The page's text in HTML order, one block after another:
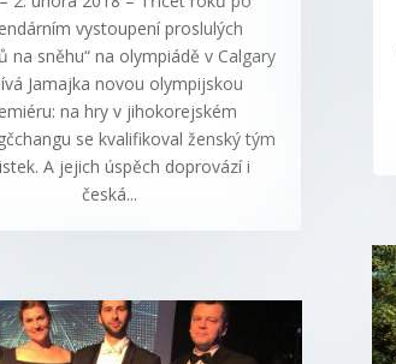
vystoupení proslulých
na sněhu“ na olympiádě v Calgary
Jamajka novou olympijskou
na hry v jihokorejském
se kvalifikoval ženský tým
A jejich úspěch doprovází i
česká...